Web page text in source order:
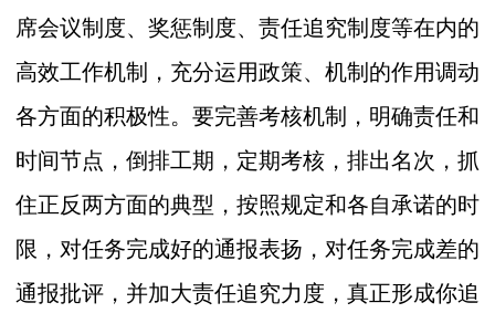
席会议制度、奖惩制度、责任追究制度等在内的
高效工作机制，充分运用政策、机制的作用调动
各方面的积极性。要完善考核机制，明确责任和
时间节点，倒排工期，定期考核，排出名次，抓
住正反两方面的典型，按照规定和各自承诺的时
限，对任务完成好的通报表扬，对任务完成差的
通报批评，并加大责任追究力度，真正形成你追